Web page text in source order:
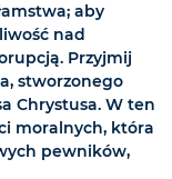
aby
nad
Przyjmij
stworzonego
Chrystusa. W ten
moralnych, która
pewników,